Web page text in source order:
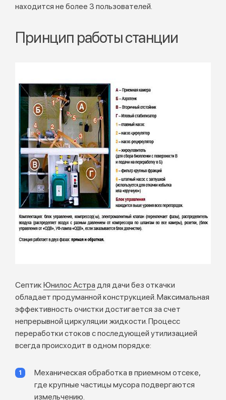
находится не более 3 пользователей.
Принцип работы станции
Септик Юнилос Астра для дачи без откачки
обладает продуманной конструкцией. Максимальная
эффективность очистки достигается за счет
непрерывной циркуляции жидкости. Процесс
переработки стоков с последующей утилизацией
всегда происходит в одном порядке:
Механическая обработка в приемном отсеке,
где крупные частицы мусора подвергаются
измельчению.